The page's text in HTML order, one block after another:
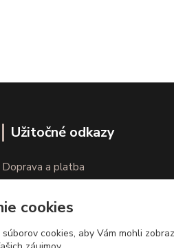
Užitočné odkazy
Doprava a platba
cookies
súborov cookies, aby Vám mohli